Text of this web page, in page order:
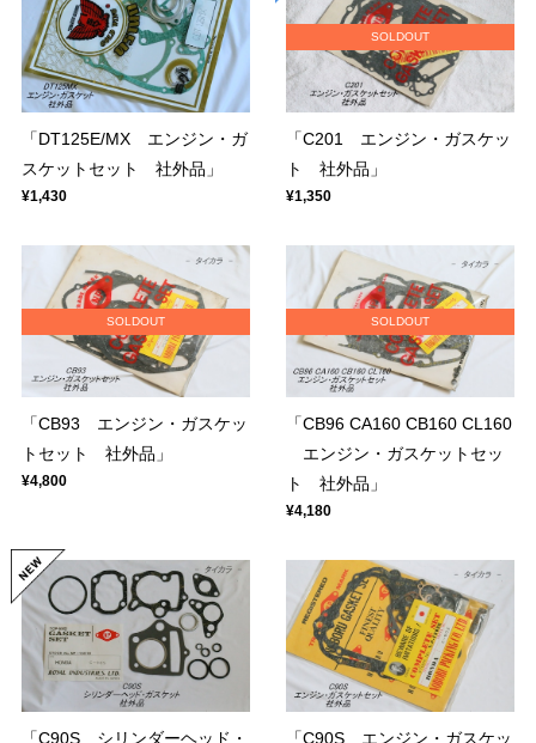
「DT125E/MX エンジン・ガ
スケットセット 社外品」
¥1,430
SOLDOUT
「C201 エンジン・ガスケッ
ト 社外品」
¥1,350
SOLDOUT
「CB93 エンジン・ガスケッ
トセット 社外品」
¥4,800
SOLDOUT
「CB96 CA160 CB160 CL160
エンジン・ガスケットセッ
ト 社外品」
¥4,180
「C90S シリンダーヘッド・
「C90S エンジン・ガスケッ